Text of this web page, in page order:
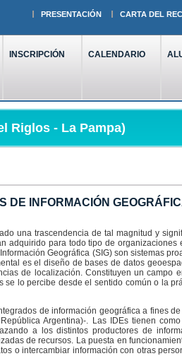
PRESENTACIÓN CARTA DEL
INSCRIPCIÓN CALENDARIO
Riglos - La Pampa)
DE INFORMACIÓN
una trascendencia de tal magnitud y
adquirido para todo tipo de
Geográfica (SIG) son sistemas
es el diseño de bases de datos
de localización. Constituyen un campo
lo percibe desde el sentido común o la
de información geográfica a fines
Argentina)-. Las IDEs tienen
a los distintos productores de
de recursos. La puesta en
o intercambiar información con otras